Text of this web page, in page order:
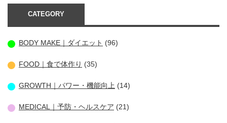
CATEGORY
BODY MAKE｜ダイエット (96)
FOOD｜食で体作り (35)
GROWTH｜パワー・機能向上 (14)
MEDICAL｜予防・ヘルスケア (21)